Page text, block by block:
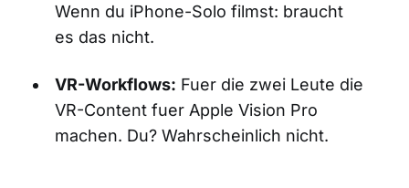
Wenn du iPhone-Solo filmst: braucht
es das nicht.
VR-Workflows: Fuer die zwei Leute die
VR-Content fuer Apple Vision Pro
machen. Du? Wahrscheinlich nicht.